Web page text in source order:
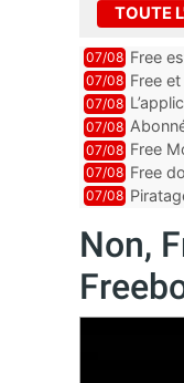
TOUTE
07/08 Free
07/08 Free
07/08
07/08
07/08 Free
des
07/08 Free
07/08
Non,